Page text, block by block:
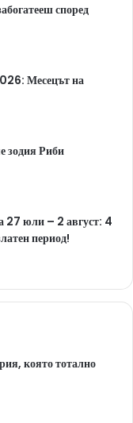
според
Месецът на
зодия Риби
27 юли – 2 август: 4
период!
която тотално